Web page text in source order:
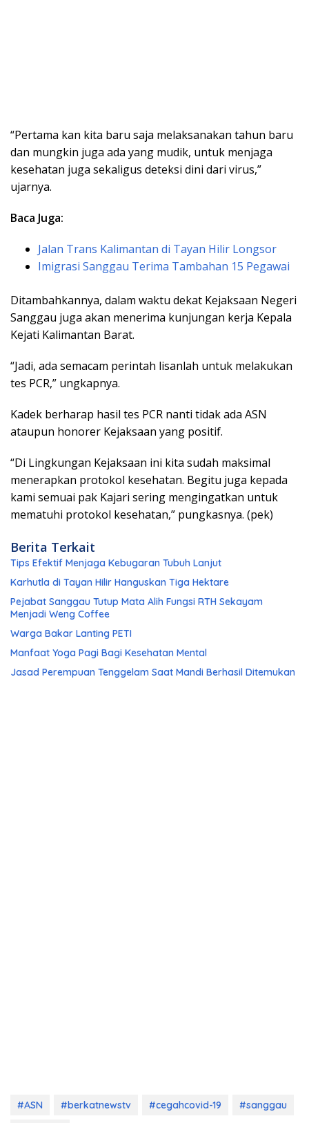
“Pertama kan kita baru saja melaksanakan tahun baru
dan mungkin juga ada yang mudik, untuk menjaga
kesehatan juga sekaligus deteksi dini dari virus,”
ujarnya.
Baca Juga:
Jalan Trans Kalimantan di Tayan Hilir Longsor
Imigrasi Sanggau Terima Tambahan 15 Pegawai
Ditambahkannya, dalam waktu dekat Kejaksaan Negeri
Sanggau juga akan menerima kunjungan kerja Kepala
Kejati Kalimantan Barat.
“Jadi, ada semacam perintah lisanlah untuk melakukan
tes PCR,” ungkapnya.
Kadek berharap hasil tes PCR nanti tidak ada ASN
ataupun honorer Kejaksaan yang positif.
“Di Lingkungan Kejaksaan ini kita sudah maksimal
menerapkan protokol kesehatan. Begitu juga kepada
kami semuai pak Kajari sering mengingatkan untuk
mematuhi protokol kesehatan,” pungkasnya. (pek)
Berita Terkait
Tips Efektif Menjaga Kebugaran Tubuh Lanjut
Karhutla di Tayan Hilir Hanguskan Tiga Hektare
Pejabat Sanggau Tutup Mata Alih Fungsi RTH Sekayam
Menjadi Weng Coffee
Warga Bakar Lanting PETI
Manfaat Yoga Pagi Bagi Kesehatan Mental
Jasad Perempuan Tenggelam Saat Mandi Berhasil Ditemukan
#ASN #berkatnewstv #cegahcovid-19
#sanggau